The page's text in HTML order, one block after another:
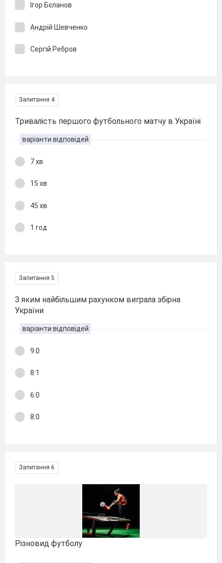
Ігор Бєланов
Андрій Шевченко
Сергій Ребров
Запитання 4
Тривалість першого футбольного матчу в Україні
варіанти відповідей
7 хв
15 хв
45 хв
1 год
Запитання 5
З яким найбільшим рахунком виграла збірна
України
варіанти відповідей
9:0
8:1
6:0
8:0
Запитання 6
Різновид футболу